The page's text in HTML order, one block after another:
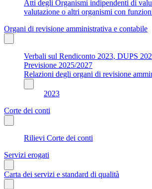
Atti degli Organismi indipendenti di
valutazione o altri organismi con
Organi di revisione amministrativa e contabile
Verbali sul Rendiconto 2023, DUPS
Previsione 2025/2027
Relazioni degli organi di revisione
2023
Corte dei conti
Rilievi Corte dei conti
Servizi erogati
Carta dei servizi e standard di qualità